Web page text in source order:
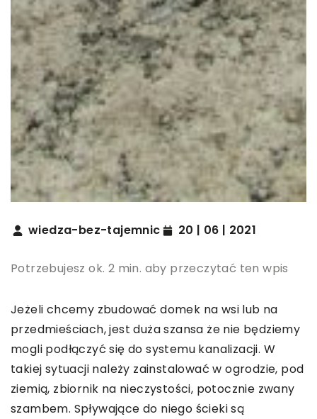
wiedza-bez-tajemnic 20 | 06 | 2021
Potrzebujesz ok. 2 min. aby przeczytać ten wpis
Jeżeli chcemy zbudować domek na wsi lub na
przedmieściach, jest duża szansa że nie będziemy
mogli podłączyć się do systemu kanalizacji. W
takiej sytuacji należy zainstalować w ogrodzie, pod
ziemią, zbiornik na nieczystości, potocznie zwany
szambem. Spływające do niego ścieki są